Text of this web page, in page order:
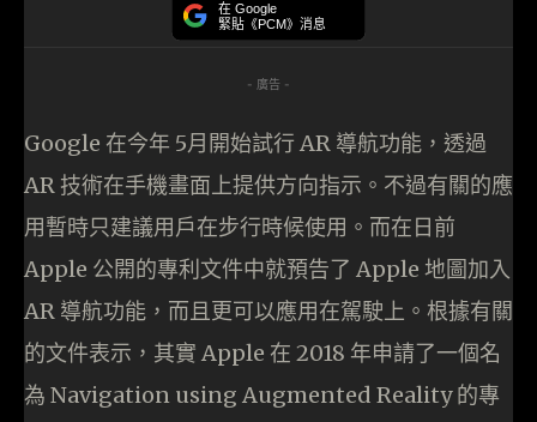
在 Google
緊貼《PCM》消息
- 廣告 -
Google 在今年 5月開始試行 AR 導航功能，透過
AR 技術在手機畫面上提供方向指示。不過有關的應
用暫時只建議用戶在步行時候使用。而在日前
Apple 公開的專利文件中就預告了 Apple 地圖加入
AR 導航功能，而且更可以應用在駕駛上。根據有關
的文件表示，其實 Apple 在 2018 年申請了一個名
為 Navigation using Augmented Reality 的專